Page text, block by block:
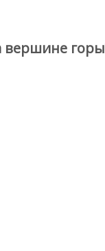
вершине